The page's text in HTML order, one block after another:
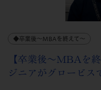
◆卒業後～MBAを終えて～
【卒業後～MBAを
ジニアがグロービス